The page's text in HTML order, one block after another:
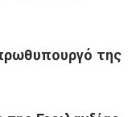
της